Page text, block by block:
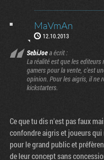
MaVmAn
12.10.2013
SebiJoea écrit :
La réalité est que les
gamers pour la vente, c'est
opinion. Pour les aigris, il ne
kickstarters.
Ce que tu dis n'est pas faux
confondre aigris et joueurs
pour le grand public et
de leur concept sans